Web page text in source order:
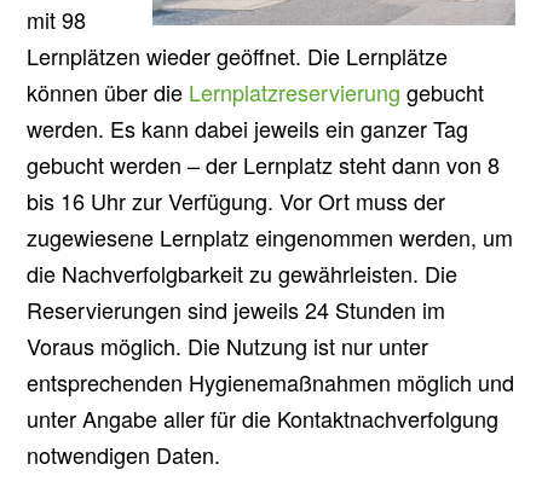
mit 98
Lernplätzen wieder geöffnet. Die Lernplätze
können über die Lernplatzreservierunggebucht
werden. Es kann dabei jeweils ein ganzer Tag
gebucht werden – der Lernplatz steht dann von 8
bis 16 Uhr zur Verfügung. Vor Ort muss der
zugewiesene Lernplatz eingenommen werden, um
die Nachverfolgbarkeit zu gewährleisten. Die
Reservierungen sind jeweils 24 Stunden im
Voraus möglich. Die Nutzung ist nur unter
entsprechenden Hygienemaßnahmen möglich und
unter Angabe aller für die Kontaktnachverfolgung
notwendigen Daten.